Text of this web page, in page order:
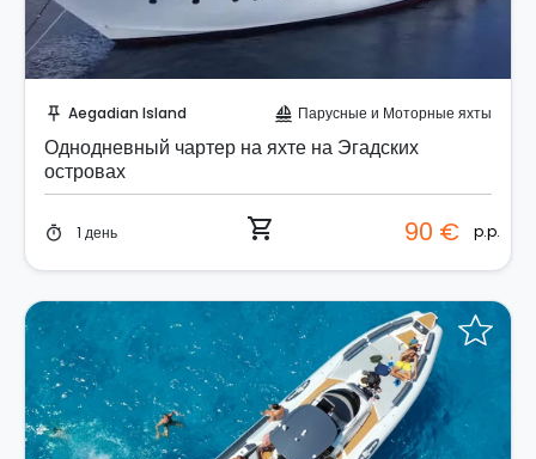
push_pin Aegadian Island sailing Парусные и Моторные яхты
Однодневный чартер на яхте на Эгадских
островах
timer 1 день shopping_cart 90 € p.p.